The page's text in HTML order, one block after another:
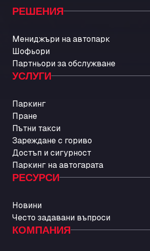
РЕШЕНИЯ
Мениджъри на автопарк
Шофьори
Партньори за обслужване
УСЛУГИ
Паркинг
Пране
Пътни такси
Зареждане с гориво
Достъп и сигурност
Паркинг на автогарата
РЕСУРСИ
Новини
Често задавани въпроси
КОМПАНИЯ